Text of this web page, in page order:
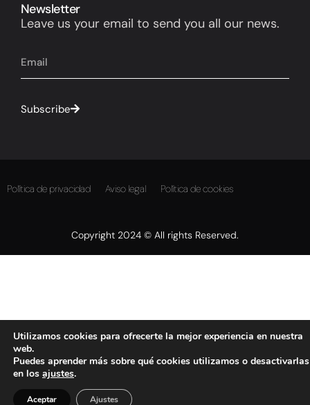
Newsletter
Leave us your email to send you all our news.
Subscribe
Política de privacidad Aviso legal Política de cookies
Copyright 2024 © All rights Reserved.
Utilizamos cookies para ofrecerte la mejor experiencia en nuestra
web.
Puedes aprender más sobre qué cookies utilizamos o desactivarlas
en los ajustes.
Aceptar Ajustes